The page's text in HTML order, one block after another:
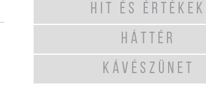
HIT ÉS ÉRTÉKEK
HÁTTÉR
KÁVÉSZÜNET